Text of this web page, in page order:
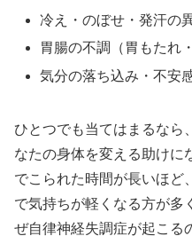
冷え・のぼせ・発汗の
胃腸の不調（胃もたれ
気分の落ち込み・不安
ひとつでも当てはまるなら
なたの身体を変える助けに
でこられた時間が長いほど
で気持ちが軽くなる方が多
ぜ自律神経失調症が起こる